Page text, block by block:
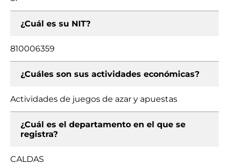
¿Cuál es su NIT?
810006359
¿Cuáles son sus actividades económicas?
Actividades de juegos de azar y apuestas
¿Cuál es el departamento en el que se
registra?
CALDAS